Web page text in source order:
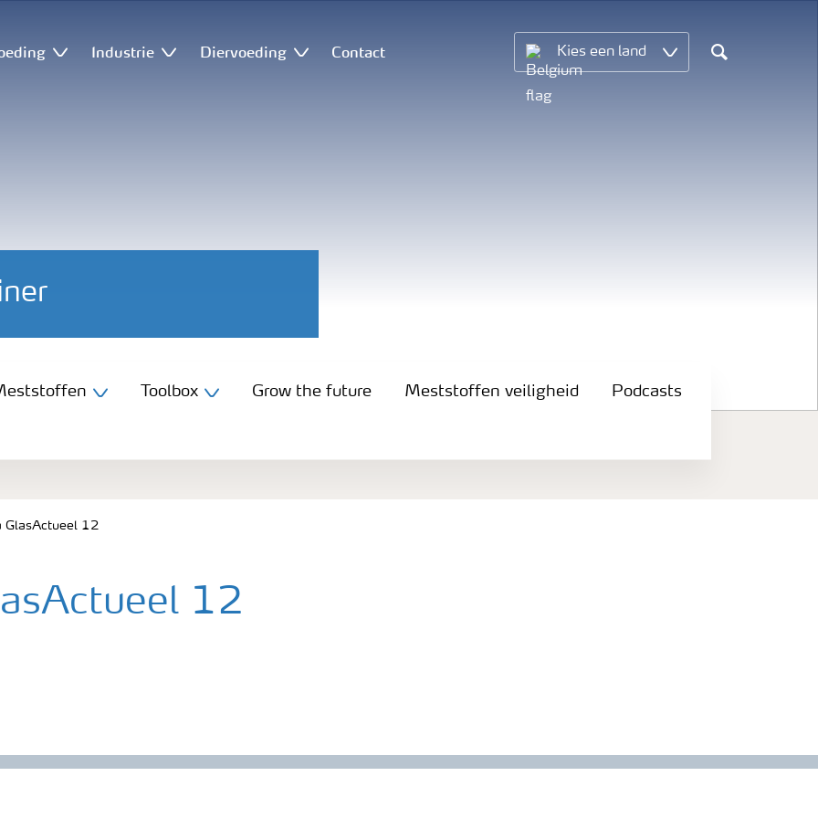
Industrie Diervoeding Contact Kies een land
Search
Toolbox Grow the future Meststoffen veiligheid Podcasts
GlasActueel 12
12